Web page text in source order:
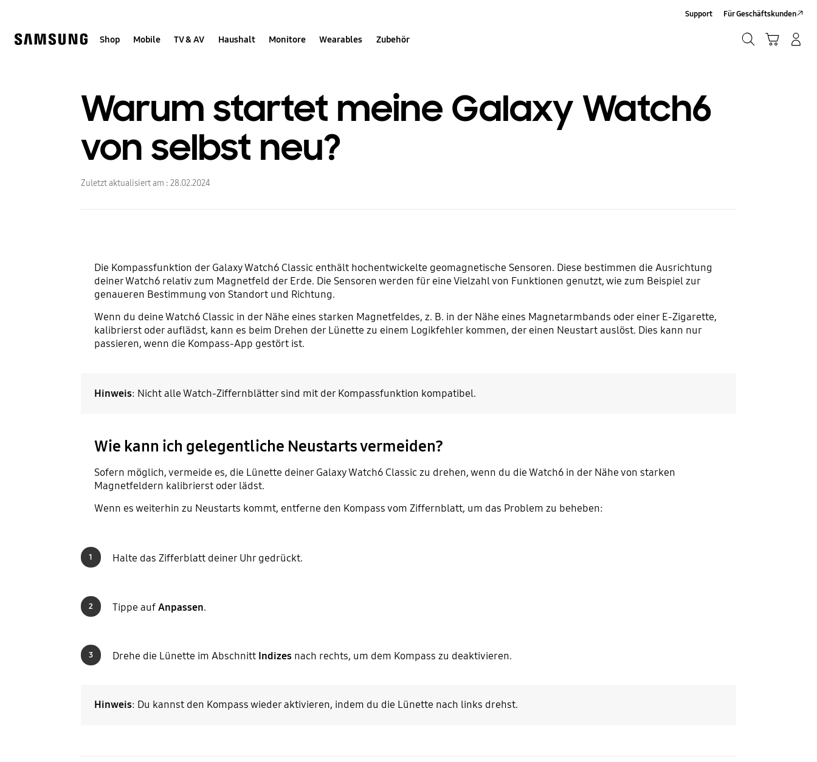
help
Shop Mobile TV & AV Haushalt Monitore Wearables Zubehör
Support Für Geschäftskunden
Warum startet meine Galaxy Watch6
von selbst neu?
Zuletzt aktualisiert am : 28.02.2024
Die Kompassfunktion der Galaxy Watch6 Classic enthält hochentwickelte geomagnetische Sensoren. Diese bestimmen die Ausrichtung
deiner Watch6 relativ zum Magnetfeld der Erde. Die Sensoren werden für eine Vielzahl von Funktionen genutzt, wie zum Beispiel zur
genaueren Bestimmung von Standort und Richtung.
Wenn du deine Watch6 Classic in der Nähe eines starken Magnetfeldes, z. B. in der Nähe eines Magnetarmbands oder einer E-Zigarette,
kalibrierst oder auflädst, kann es beim Drehen der Lünette zu einem Logikfehler kommen, der einen Neustart auslöst. Dies kann nur
passieren, wenn die Kompass-App gestört ist.
Hinweis: Nicht alle Watch-Ziffernblätter sind mit der Kompassfunktion kompatibel.
Wie kann ich gelegentliche Neustarts vermeiden?
Sofern möglich, vermeide es, die Lünette deiner Galaxy Watch6 Classic zu drehen, wenn du die Watch6 in der Nähe von starken
Magnetfeldern kalibrierst oder lädst.
Wenn es weiterhin zu Neustarts kommt, entferne den Kompass vom Ziffernblatt, um das Problem zu beheben:
1 Halte das Zifferblatt deiner Uhr gedrückt.
2 Tippe aufAnpassen.
3 Drehe die Lünette im Abschnitt Indizesnach rechts, um dem Kompass zu deaktivieren.
Hinweis: Du kannst den Kompass wieder aktivieren, indem du die Lünette nach links drehst.